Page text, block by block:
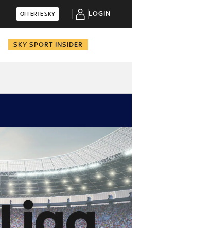
OFFERTE SKY LOGIN
SKY SPORT INSIDER